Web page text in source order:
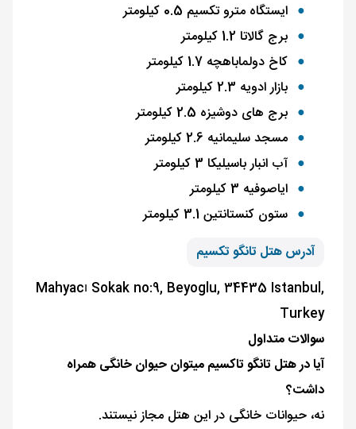
ایستگاه مترو تکسیم 0.5 کیلومتر
برج گالاتا 1.2 کیلومتر
کاخ دولماباهچه 1.7 کیلومتر
بازار ادویه 2.3 کیلومتر
برج های دوشیزه 2.5 کیلومتر
مسجد سلیمانیه 2.6 کیلومتر
آب انبار باسیلیکا 3 کیلومتر
ایاصوفیه 3 کیلومتر
ستون کنستانتین 3.1 کیلومتر
آدرس هتل تانگو تکسیم
Mahyacı Sokak no:9, Beyoglu, 34435 Istanbul,
Turkey
سوالات متداول
آیا در هتل تانگو تاکسیم میتوان حیوان خانگی همراه
داشت؟
نه، حیوانات خانگی در این هتل مجاز نیستند.